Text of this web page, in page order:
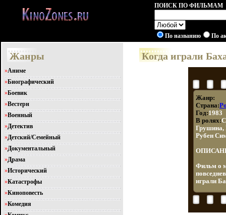
ПОИСК ПО ФИЛЬМАМ
По названию По
Жанры
»Аниме
»Биографический
»Боевик
»Вестерн
»Военный
»Детектив
»Детский/Семейный
»Документальный
»Драма
»Исторический
»Катастрофы
»Киноповесть
»Комедия
Когда играли
Жанр:
Страна:
Год:1983
В ролях:
Грушина,
Рубен
Фильм о
играли